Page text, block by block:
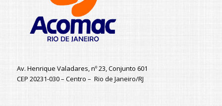
Av. Henrique Valadares, nº 23, Conjunto 601
CEP 20231-030 – Centro – Rio de Janeiro/RJ